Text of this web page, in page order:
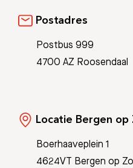
Postadres
Postbus 999
4700 AZ Roosendaal
Locatie Bergen op
Boerhaaveplein 1
4624VT Bergen op